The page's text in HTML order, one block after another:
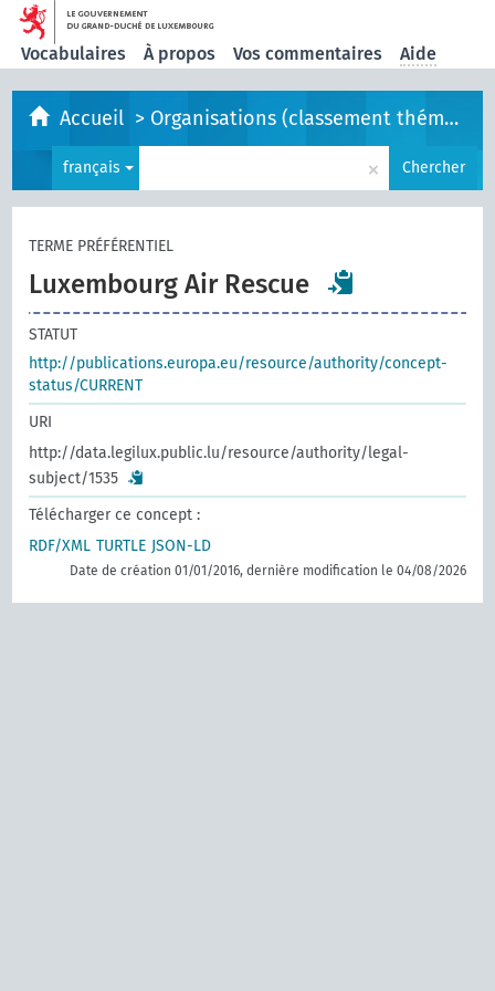
Vocabulaires À propos Vos commentaires Aide
Accueil > Organisations (classement thématique)
français × Chercher
TERME PRÉFÉRENTIEL
Luxembourg Air Rescue
STATUT
http://publications.europa.eu/resource/authority/concept-
status/CURRENT
URI
http://data.legilux.public.lu/resource/authority/legal-
subject/1535
Télécharger ce concept :
RDF/XML TURTLE JSON-LD
Date de création 01/01/2016, dernière modification le 04/08/2026